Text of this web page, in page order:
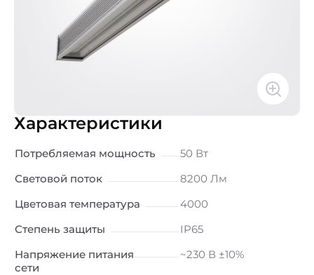
Характеристики
Потребляемая мощность
50 Вт
Световой поток
8200 Лм
Цветовая температура
4000
Степень защиты
IP65
Напряжение питания
сети
~230 В ±10%